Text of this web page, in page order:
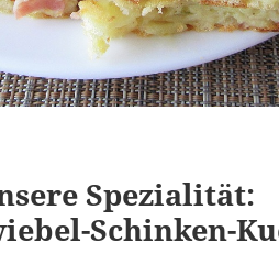
Spezialität:
Schinken-